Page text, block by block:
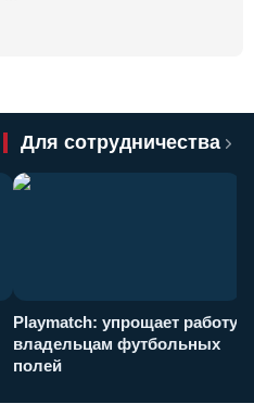
Для сотрудничества
Playmatch: упрощает работу
владельцам футбольных
полей